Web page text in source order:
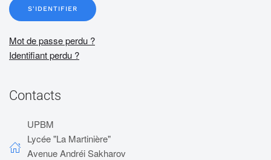
S'IDENTIFIER
Mot de passe perdu ?
Identifiant perdu ?
Contacts
UPBM
Lycée "La Martinière"
Avenue Andréi Sakharov